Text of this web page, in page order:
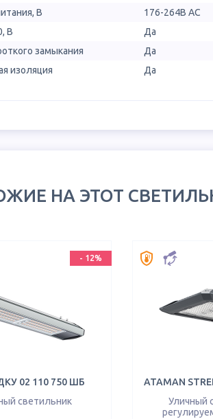
В
176-264В AC
В
Да
замыкания
Да
изоляция
Да
НА ЭТОТ
- 12%
02 110 750 ШБ
светильник
ATAMAN
Уличный